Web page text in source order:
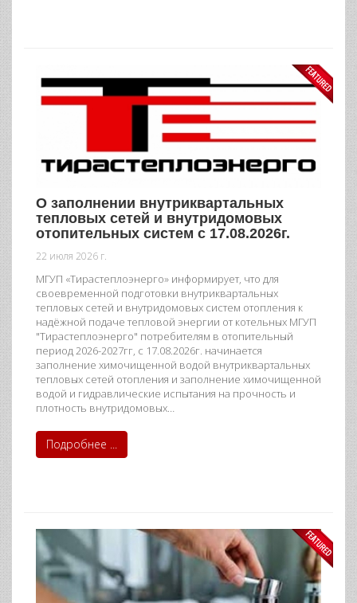
О заполнении внутриквартальных
тепловых сетей и внутридомовых
отопительных систем с 17.08.2026г.
22 июля 2026 г.
МГУП «Тирастеплоэнерго» информирует, что для
своевременной подготовки внутриквартальных
тепловых сетей и внутридомовых систем отопления к
надёжной подаче тепловой энергии от котельных МГУП
"Тирастеплоэнерго" потребителям в отопительный
период 2026-2027гг, с 17.08.2026г. начинается
заполнение химочищенной водой внутриквартальных
тепловых сетей отопления и заполнение химочищенной
водой и гидравлические испытания на прочность и
плотность внутридомовых…
Подробнее ...